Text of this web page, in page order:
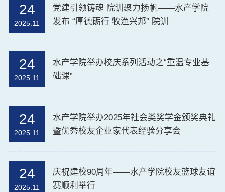
24
2025.11
党建引领铸魂 院训聚力扬帆——水产学院
发布 “厚德砺行 牧渔兴邦” 院训
24
2025.11
水产学院举办校庆系列活动之“重温专业基
础课”
24
2025.11
水产学院举办2025年社会类奖学金颁奖典礼
暨优秀校友企业家代表经验分享会
24
2025.11
庆祝建校90周年——水产学院校友篮球友谊
赛顺利举行